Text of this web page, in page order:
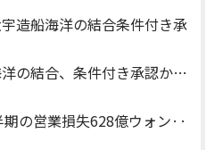
造船海洋の結合条件付き承
の結合、条件付き承認か…
の営業損失628億ウォン··